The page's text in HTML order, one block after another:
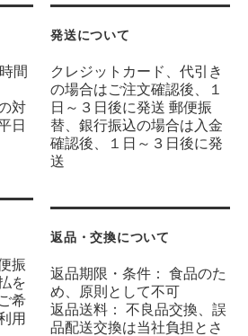
間
対
日
振
を
希
用
発送について
クレジットカード、代引き
の場合はご注文確認後、１
日～３日後に発送 郵便振
替、銀行振込の場合は入金
確認後、１日～３日後に発
送
返品・交換について
返品期限・条件： 食品のた
め、原則として不可
返品送料： 不良品交換、誤
品配送交換は当社負担とさ